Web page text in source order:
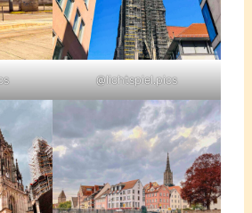
@lichtspiel.pics